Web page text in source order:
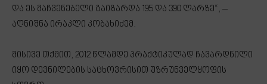
და ეს მაჩვენებელი გაიზარდა 195 და 390 ლარზე“, –
აღნიშნა ირაკლი კობახიძემ.
მისივე თქმით, 2012 წლამდე პრაქტიკულად ჩავარდნილი
იყო დევნილების საცხოვრისით უზრუნველყოფის